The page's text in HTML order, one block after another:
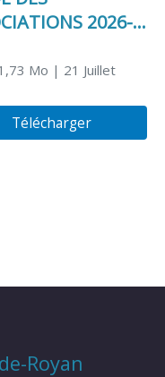
2026-
Mo | 21 Juillet
Télécharger
Royan